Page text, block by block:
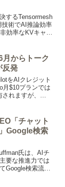
するTensormesh
術でAI推論効率
効率なKVキャッ
、企業の開発コ
新的なソリュー
からトーク
反発
をAIクレジット
月$10プランでは
れますが、
るとの試算が広
噴出していま
「チャット
Google検索
氏は、AIチ
要な推進力では
Google検索流入